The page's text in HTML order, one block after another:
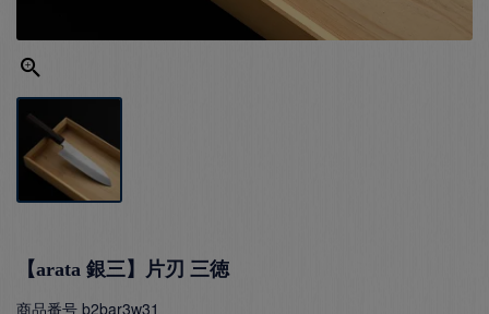
【arata 銀三】片刃 三徳
商品番号 b2bar3w31